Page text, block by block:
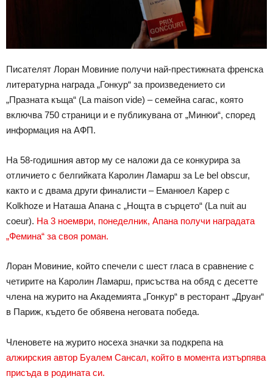
Писателят Лоран Мовиние получи най-престижната френска
литературна награда „Гонкур“ за произведението си
„Празната къща“ (La maison vide) – семейна сагас, която
включва 750 страници и е публикувана от „Минюи“, според
информация на АФП.
На 58-годишния автор му се наложи да се конкурира за
отличието с белгийката Каролин Ламарш за Le bel obscur,
както и с двама други финалисти – Еманюел Карер с
Kolkhoze и Наташа Апана с „Нощта в сърцето“ (La nuit au
coeur). На 3 ноември, понеделник, Апана получи наградата
„Фемина“ за своя роман.
Лоран Мовиние, който спечели с шест гласа в сравнение с
четирите на Каролин Ламарш, присъства на обяд с десетте
члена на журито на Академията „Гонкур“ в ресторант „Друан“
в Париж, където бе обявена неговата победа.
Членовете на журито носеха значки за подкрепа на
алжирския автор Буалем Сансал, който в момента изтърпява
присъда в родината си.